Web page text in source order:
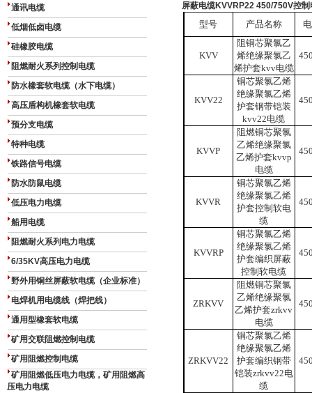
通讯电缆
低烟低卤电缆
硅橡胶电缆
阻燃耐火系列控制电缆
防水橡套软电缆（水下电缆）
高压盾构机橡套软电缆
预分支电缆
特种电缆
铁路信号电缆
防水防鼠电缆
低压电力电缆
船用电缆
阻燃耐火系列电力电缆
6/35KV高压电力电缆
野外用铜丝屏蔽软电缆（企业标准）
电焊机用电缆线（焊把线）
通用型橡套软电缆
矿用交联阻燃控制电缆
矿用阻燃控制电缆
矿用阻燃低压电力电缆，矿用阻燃高
压电力电缆
屏蔽电缆KVVRP22 450/750V控制
型号 产品名称
KVV
阻铜芯聚氯乙
烯绝缘聚氯乙
烯护套kvv电缆
KVV22
铜芯聚氯乙烯
绝缘聚氯乙烯
护套钢带铠装
kvv22电缆
KVVP
阻燃铜芯聚氯
乙烯绝缘聚氯
乙烯护套kvvp
电缆
KVVR
铜芯聚氯乙烯
绝缘聚氯乙烯
护套控制软电
缆
KVVRP
铜芯聚氯乙烯
绝缘聚氯乙烯
护套编织屏蔽
控制软电缆
ZRKVV
阻燃铜芯聚氯
乙烯绝缘聚氯
乙烯护套zrkvv
电缆
ZRKVV22
铜芯聚氯乙烯
绝缘聚氯乙烯
护套编织钢带
铠装zrkvv22电
缆